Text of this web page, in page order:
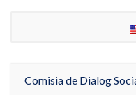
Comisia de Dialog